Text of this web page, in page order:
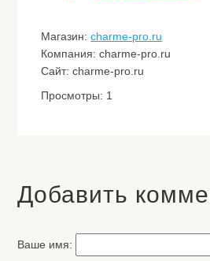
Магазин:charme-pro.ru
Компания: charme-pro.ru
Сайт: charme-pro.ru
Просмотры: 1
Добавить
Ваше имя: